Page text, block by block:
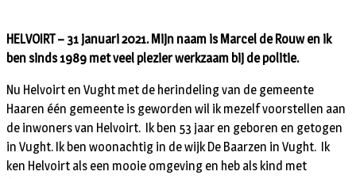
HELVOIRT – 31 januari 2021. Mijn naam is Marcel de Rouw en ik
ben sinds 1989 met veel plezier werkzaam bij de politie.
Nu Helvoirt en Vught met de herindeling van de gemeente
Haaren één gemeente is geworden wil ik mezelf voorstellen aan
de inwoners van Helvoirt. Ik ben 53 jaar en geboren en getogen
in Vught. Ik ben woonachtig in de wijk De Baarzen in Vught. Ik
ken Helvoirt als een mooie omgeving en heb als kind met